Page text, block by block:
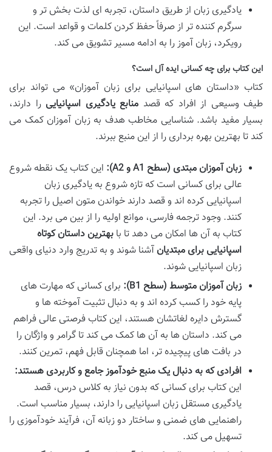
یادگیری زبان از طریق داستان، تجربه ای لذت بخش تر و
سرگرم کننده تر از صرفاً حفظ کردن کلمات و قواعد است. این
رویکرد، زبان آموز را به ادامه مسیر تشویق می کند.
این کتاب برای چه کسانی ایده آل است؟
کتاب «داستان های اسپانیایی برای زبان آموزان» می تواند برای
طیف وسیعی از افراد که قصد منابع یادگیری اسپانیایی را دارند،
بسیار مفید باشد. شناسایی مخاطب هدف به زبان آموزان کمک می
کند تا بهترین بهره برداری را از این منبع ببرند.
زبان آموزان مبتدی (سطح A1 و A2):
این کتاب یک نقطه شروع
عالی برای کسانی است که تازه شروع به یادگیری زبان
اسپانیایی کرده اند و قصد دارند خواندن متون اصیل را تجربه
کنند. وجود ترجمه فارسی، موانع اولیه را از بین می برد. این
کتاب به آن ها امکان می دهد تا با بهترین داستان کوتاه
اسپانیایی برای مبتدیان آشنا شوند و به تدریج وارد دنیای واقعی
زبان اسپانیایی شوند.
زبان آموزان متوسط (سطح B1):
برای کسانی که مهارت های
پایه خود را کسب کرده اند و به دنبال تثبیت آموخته ها و
گسترش دایره لغاتشان هستند، این کتاب فرصتی عالی فراهم
می کند. داستان ها به آن ها کمک می کند تا گرامر و واژگان را
در بافت های پیچیده تر، اما همچنان قابل فهم، تمرین کنند.
افرادی که به دنبال یک منبع خودآموز جامع و کاربردی هستند:
این کتاب برای کسانی که بدون نیاز به کلاس درس، قصد
یادگیری مستقل زبان اسپانیایی را دارند، بسیار مناسب است.
راهنمایی های ضمنی و ساختار دو زبانه آن، فرآیند خودآموزی را
تسهیل می کند.